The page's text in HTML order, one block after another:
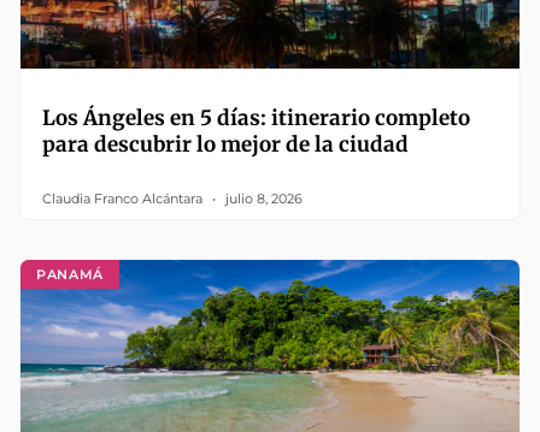
Los Ángeles en 5 días: itinerario completo
para descubrir lo mejor de la ciudad
Claudia Franco Alcántara julio 8, 2026
PANAMÁ